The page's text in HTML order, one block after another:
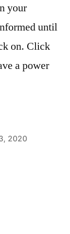
your
until
on. Click
a power
2020